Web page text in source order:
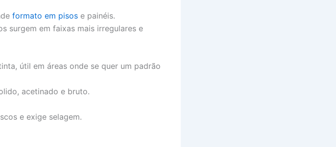
formato em pisos e painéis.
surgem em faixas mais irregulares e
útil em áreas onde se quer um padrão
acetinado e bruto.
e exige selagem.